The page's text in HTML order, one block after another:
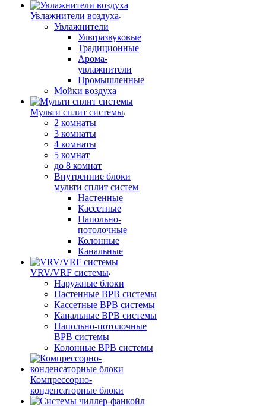
Увлажнители воздуха
Увлажнители
Ультразвуковые
Традиционные
Арома-
увлажнители
Промышленные
Мойки воздуха
Мульти сплит системы
2 комнаты
3 комнаты
4 комнаты
5 комнат
до 8 комнат
Внутренние блоки
мульти сплит систем
Настенные
Кассетные
Напольно-
потолочные
Колонные
Канальные
VRV/VRF системы
Наружные блоки
Настенные ВРВ системы
Кассетные ВРВ системы
Канальные ВРВ системы
Напольно-потолочные
ВРВ системы
Колонные ВРВ системы
Компрессорно-
конденсаторные блоки